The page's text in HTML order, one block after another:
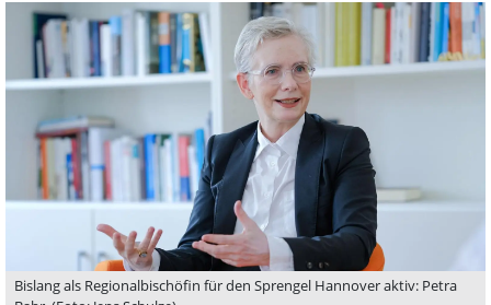
Bislang als Regionalbischöfin für den Sprengel Hannover aktiv: Petra